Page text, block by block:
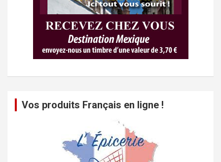
Vos produits Français en ligne !